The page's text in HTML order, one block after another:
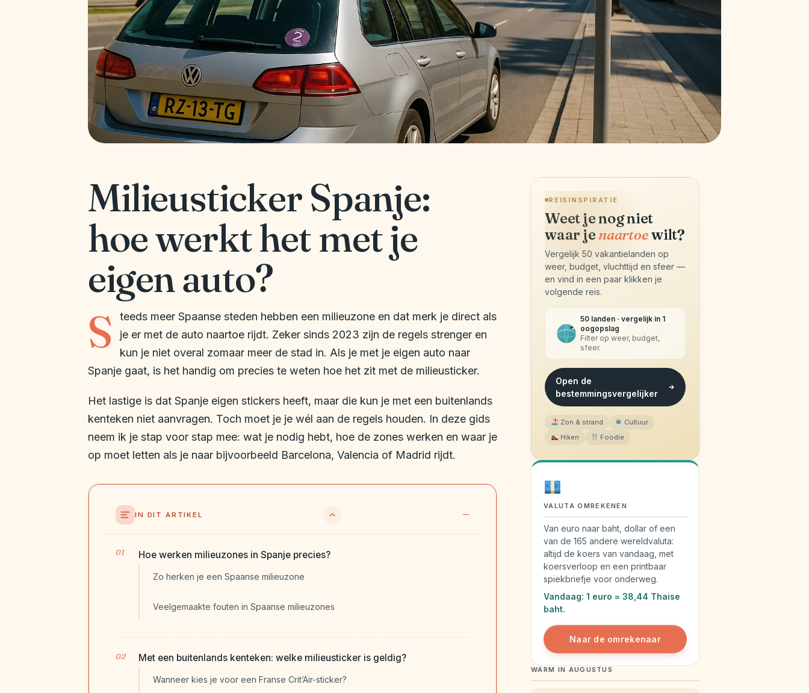
Milieusticker Spanje:
hoe werkt het met je
eigen auto?
S
teeds meer Spaanse steden hebben een milieuzone en dat merk je direct als
je er met de auto naartoe rijdt. Zeker sinds 2023 zijn de regels strenger en
kun je niet overal zomaar meer de stad in. Als je met je eigen auto naar
Spanje gaat, is het handig om precies te weten hoe het zit met de milieusticker.
Het lastige is dat Spanje eigen stickers heeft, maar die kun je met een buitenlands
kenteken niet aanvragen. Toch moet je je wél aan de regels houden. In deze gids
neem ik je stap voor stap mee: wat je nodig hebt, hoe de zones werken en waar je
op moet letten als je naar bijvoorbeeld Barcelona, Valencia of Madrid rijdt.
IN DIT ARTIKEL
Hoe werken milieuzones in Spanje precies?
Zo herken je een Spaanse milieuzone
Veelgemaakte fouten in Spaanse milieuzones
Met een buitenlands kenteken: welke milieusticker is geldig?
Wanneer kies je voor een Franse Crit’Air-sticker?
REISINSPIRATIE
Weet je nog niet
waar je naartoewilt?
Vergelijk 50 vakantielanden op
weer, budget, vluchttijd en sfeer —
en vind in een paar klikken je
volgende reis.
50 landen · vergelijk in 1
oogopslag
Filter op weer, budget,
sfeer.
Open de
bestemmingsvergelijker
Zon & strand
Cultuur
Hiken
Foodie
VALUTA OMREKENEN
Van euro naar baht, dollar of een
van de 165 andere wereldvaluta:
altijd de koers van vandaag, met
koersverloop en een printbaar
spiekbriefje voor onderweg.
Vandaag: 1 euro = 38,44 Thaise
baht.
Naar de omrekenaar
WARM IN AUGUSTUS